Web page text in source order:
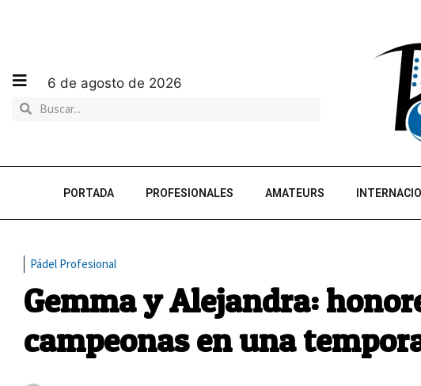
6 de agosto de 2026
PORTADA PROFESIONALES AMATEURS
Pádel Profesional
Gemma y Alejandra:
campeonas en una